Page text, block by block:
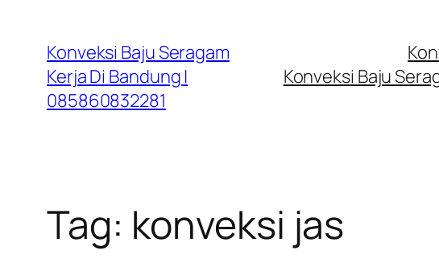
konten
Konveksi Baju Seragam
Kerja Di Bandung |
085860832281
Konveksi Baju
Tag: konveksi jas